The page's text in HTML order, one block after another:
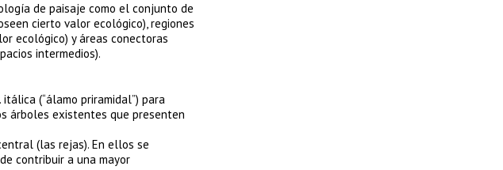
de paisaje como el conjunto de
cierto valor ecológico), regiones
ecológico) y áreas conectoras
intermedios).
(“álamo priramidal”) para
árboles existentes que presenten
(las rejas). En ellos se
contribuir a una mayor